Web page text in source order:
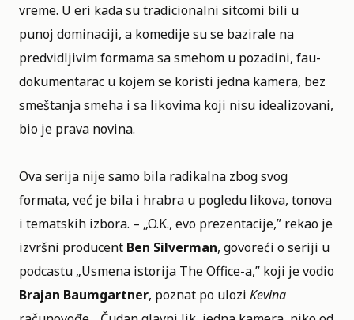
vreme. U eri kada su tradicionalni sitcomi bili u
punoj dominaciji, a komedije su se bazirale na
predvidljivim formama sa smehom u pozadini, fau-
dokumentarac u kojem se koristi jedna kamera, bez
smeštanja smeha i sa likovima koji nisu idealizovani,
bio je prava novina.
Ova serija nije samo bila radikalna zbog svog
formata, već je bila i hrabra u pogledu likova, tonova
i tematskih izbora. – „O.K., evo prezentacije,” rekao je
izvršni producent Ben Silverman, govoreći o seriji u
podcastu „Usmena istorija The Office-a,” koji je vodio
Brajan Baumgartner, poznat po ulozi Kevina